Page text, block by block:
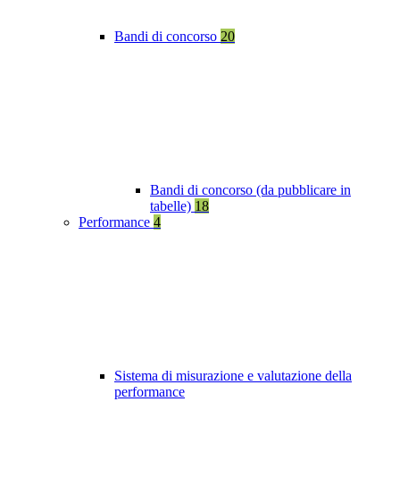
Bandi di concorso 20
Bandi di concorso (da pubblicare in
tabelle) 18
Performance 4
Sistema di misurazione e valutazione della
performance